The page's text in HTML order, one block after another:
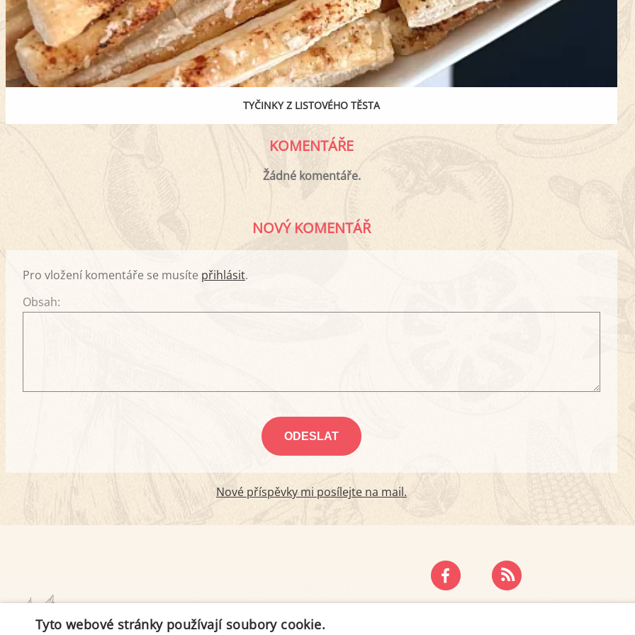
TYČINKY Z LISTOVÉHO TĚSTA
KOMENTÁŘE
Žádné komentáře.
NOVÝ KOMENTÁŘ
Pro vložení komentáře se musíte přihlásit.
Obsah:
Nové příspěvky mi posílejte na mail.
PODMÍNKY UŽITÍ ZÁSADY OCHRANY OSOBNÍCH ÚDAJŮ
Tyto webové stránky používají soubory cookie.